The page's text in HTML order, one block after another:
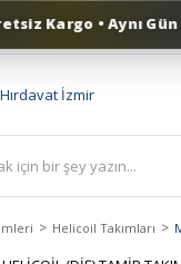
Helicoil Takımları
Kargo • Aynı